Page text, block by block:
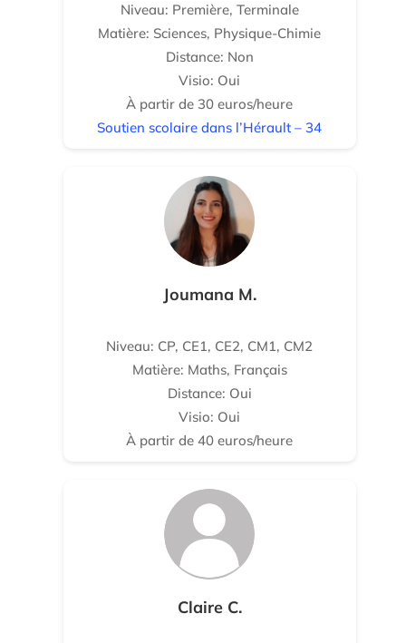
Niveau: Première, Terminale
Matière: Sciences, Physique-Chimie
Distance: Non
Visio: Oui
À partir de 30 euros/heure
Soutien scolaire dans l’Hérault – 34
Joumana M.
Niveau: CP, CE1, CE2, CM1, CM2
Matière: Maths, Français
Distance: Oui
Visio: Oui
À partir de 40 euros/heure
Claire C.